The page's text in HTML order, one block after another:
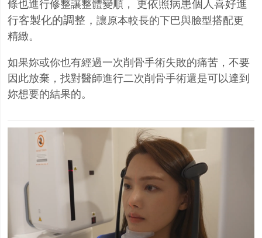
條也進行修整讓整體變順， 更依照病患個人喜好進
行客製化的調整，讓原本較長的下巴與臉型搭配更
精緻。
如果妳或你也有經過一次削骨手術失敗的痛苦，不要
因此放棄，找對醫師進行二次削骨手術還是可以達到
妳想要的結果的。